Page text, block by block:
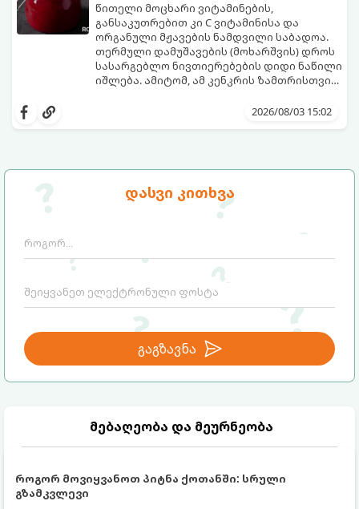
დასვი კითხვა
გაგზავნა
მებაღეობა და მეურნეობა
როგორ მოვიყვანოთ პიტნა ქოთანში: სრული
გზამკვლევი
წითელი მოცხარი ვიტამინების,
განსაკუთრებით კი C ვიტამინისა და
ორგანული მჟავების ნამდვილი საბადოა.
თერმული დამუშავების (მოხარშვის) დროს
სასარგებლო ნივთიერებების დიდი ნაწილი
იშლება. ამიტომ, ამ კენკრის ზამთრისთვის
მომზადებაა - მოხარშვის გარეშე.
ბუნებრივ, კაშკაშა გემოს, არომატს და
2026/08/03 15:02